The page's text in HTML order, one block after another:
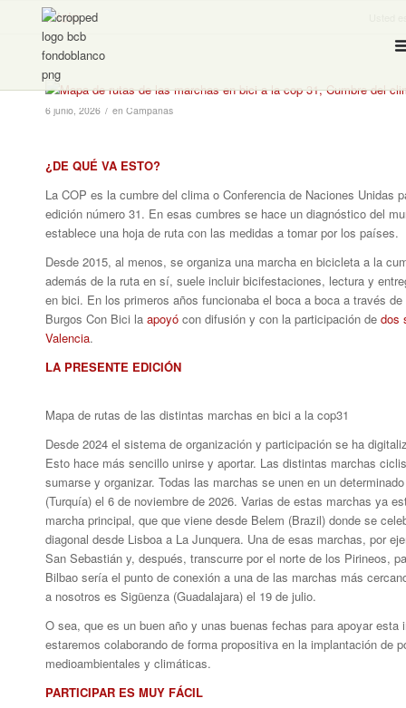
Inicio
6 junio, 2026 / en Campañas
¿DE QUÉ VA ESTO?
La COP es la cumbre del clima o Conferencia de Naciones
edición número 31. En esas cumbres se hace un diagnóstico del
establece una hoja de ruta con las medidas a tomar por los países.
Desde 2015, al menos, se organiza una marcha en bicicleta a la
además de la ruta en sí, suele incluir bicifestaciones, lectura y
en bici. En los primeros años funcionaba el boca a boca a través
Burgos Con Bici la apoyó con difusión y con la participación de dos
Valencia.
LA PRESENTE EDICIÓN
Mapa de rutas de las distintas marchas en bici a la cop31
Desde 2024 el sistema de organización y participación se ha
Esto hace más sencillo unirse y aportar. Las distintas marchas
sumarse y organizar. Todas las marchas se unen en un
(Turquía) el 6 de noviembre de 2026. Varias de estas marchas ya
marcha principal, que que viene desde Belem (Brazil) donde se
diagonal desde Lisboa a La Junquera. Una de esas marchas, por
San Sebastián y, después, transcurre por el norte de los Pirineos,
Bilbao sería el punto de conexión a una de las marchas más
a nosotros es Sigüenza (Guadalajara) el 19 de julio.
O sea, que es un buen año y unas buenas fechas para apoyar
estaremos colaborando de forma propositiva en la implantación
medioambientales y climáticas.
PARTICIPAR ES MUY FÁCIL